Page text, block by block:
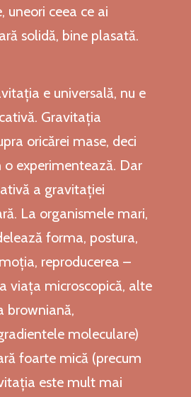
uneori ceea ce ai
solidă, bine plasată.
e universală, nu e
Gravitația
oricărei mase, deci
o experimentează. Dar
a gravitației
La organismele mari,
forma, postura,
reproducerea –
viața microscopică, alte
browniană,
moleculare)
foarte mică (precum
este mult mai